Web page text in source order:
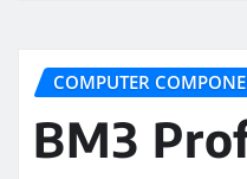
COMPUTER
BM3